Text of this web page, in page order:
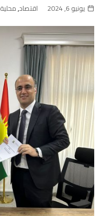
يونيو 6, 2024 اقتصاد,محلية